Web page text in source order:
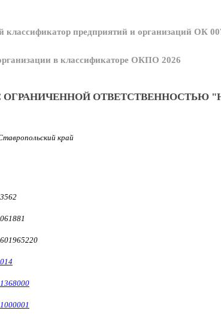
классификатор предприятий и организаций ОК
в классификаторе ОКПО 2026
ОГРАНИЧЕННОЙ ОТВЕТСТВЕННОСТЬЮ
край